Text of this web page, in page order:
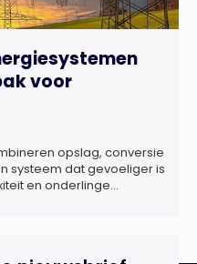
voor
opslag, conversie
systeem dat gevoeliger is
en onderlinge